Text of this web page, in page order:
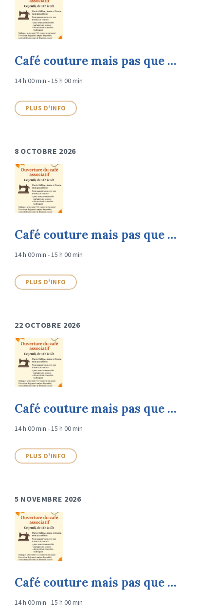
Café couture mais pas que …
14 h 00 min - 15 h 00 min
PLUS D'INFO
8 OCTOBRE 2026
Café couture mais pas que …
14 h 00 min - 15 h 00 min
PLUS D'INFO
22 OCTOBRE 2026
Café couture mais pas que …
14 h 00 min - 15 h 00 min
PLUS D'INFO
5 NOVEMBRE 2026
Café couture mais pas que …
14 h 00 min - 15 h 00 min